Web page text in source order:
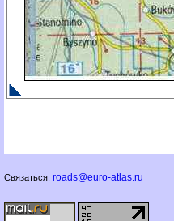
Связаться: roads@euro-atlas.ru